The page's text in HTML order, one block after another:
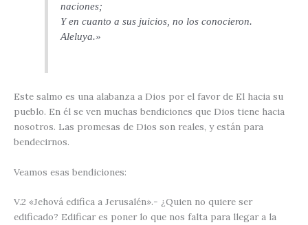
naciones;
Y en cuanto a sus juicios, no los conocieron.
Aleluya.»
Este salmo es una alabanza a Dios por el favor de El hacia su
pueblo. En él se ven muchas bendiciones que Dios tiene hacia
nosotros. Las promesas de Dios son reales, y están para
bendecirnos.
Veamos esas bendiciones:
V.2 «Jehová edifica a Jerusalén».- ¿Quien no quiere ser
edificado? Edificar es poner lo que nos falta para llegar a la